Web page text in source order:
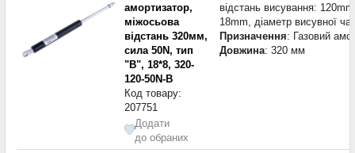
амортизатор,
міжосьова
відстань 320мм,
сила 50N, тип
"B", 18*8, 320-
120-50N-B
Код товару:
207751
Додати
до обраних
відстань висування:
18mm, діаметр висувної
Призначення: Газовий
Довжина: 320 мм